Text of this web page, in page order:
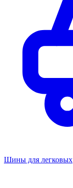
Шины для легковых